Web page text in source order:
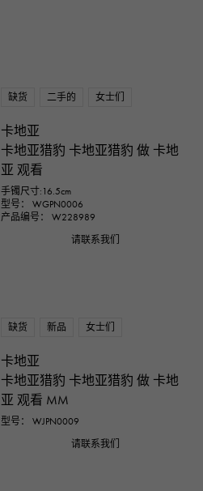
缺货 二手的 女士们
卡地亚
卡地亚猎豹 卡地亚猎豹 做 卡地
亚 观看
手镯尺寸:16.5cm
型号： WGPN0006
产品编号： W228989
请联系我们
缺货 新品 女士们
卡地亚
卡地亚猎豹 卡地亚猎豹 做 卡地
亚 观看 MM
型号： WJPN0009
请联系我们